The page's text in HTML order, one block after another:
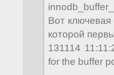
Вот ключевая
которой
131114
for the buffer